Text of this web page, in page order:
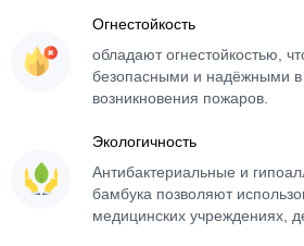
Огнестойкость
обладают огнестойкостью,
безопасными и надёжными
возникновения пожаров.
Экологичность
Антибактериальные и
бамбука позволяют
медицинских учреждениях,